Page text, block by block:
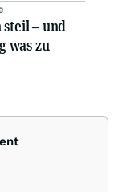
– und
was zu